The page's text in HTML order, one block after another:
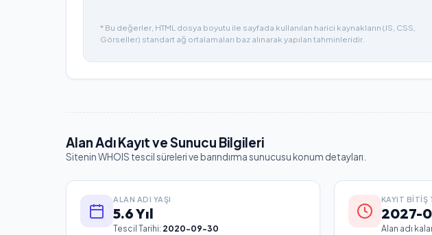
* Bu değerler, HTML dosya boyutu ile sayfada kullanılan harici kaynakların (JS, CSS,
Görseller) standart ağ ortalamaları baz alınarak yapılan tahminleridir.
Alan Adı Kayıt ve Sunucu Bilgileri
Sitenin WHOIS tescil süreleri ve barındırma sunucusu konum detayları.
ALAN ADI YAŞI
5.6 Yıl
Tescil Tarihi: 2020-09-30
KAYIT BITIŞ
2027-
Alan adı